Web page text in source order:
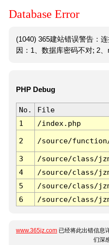
Database Error
(1040) 365建站错误警告：
因：1、数据库密码不对; 2、
PHP Debug
No. File
1
/index.php
2 /source/
3 /source/class/
4
/source/class/
5
/source/class/
6
/source/class/
www.365jz.com 已经将此出错信息
们深